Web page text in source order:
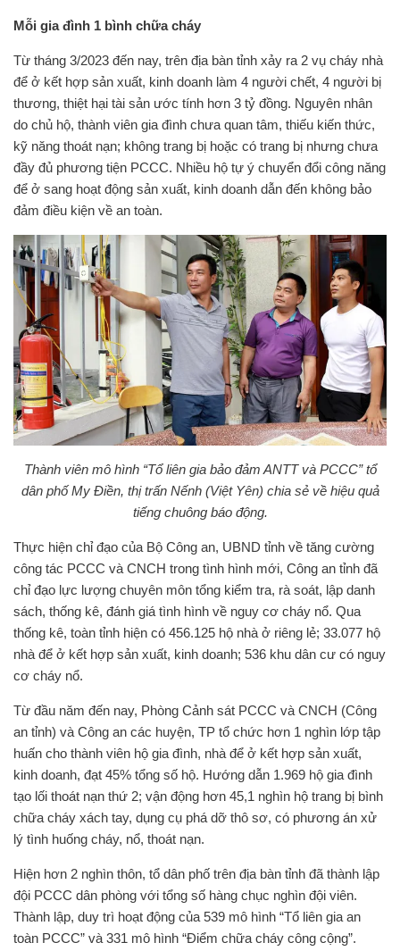
Mỗi gia đình 1 bình chữa cháy
Từ tháng 3/2023 đến nay, trên địa bàn tỉnh xảy ra 2 vụ cháy nhà
để ở kết hợp sản xuất, kinh doanh làm 4 người chết, 4 người bị
thương, thiệt hại tài sản ước tính hơn 3 tỷ đồng. Nguyên nhân
do chủ hộ, thành viên gia đình chưa quan tâm, thiếu kiến thức,
kỹ năng thoát nạn; không trang bị hoặc có trang bị nhưng chưa
đầy đủ phương tiện PCCC. Nhiều hộ tự ý chuyển đổi công năng
để ở sang hoạt động sản xuất, kinh doanh dẫn đến không bảo
đảm điều kiện về an toàn.
Thành viên mô hình “Tổ liên gia bảo đảm ANTT và PCCC” tổ
dân phố My Điền, thị trấn Nếnh (Việt Yên) chia sẻ về hiệu quả
tiếng chuông báo động.
Thực hiện chỉ đạo của Bộ Công an, UBND tỉnh về tăng cường
công tác PCCC và CNCH trong tình hình mới, Công an tỉnh đã
chỉ đạo lực lượng chuyên môn tổng kiểm tra, rà soát, lập danh
sách, thống kê, đánh giá tình hình về nguy cơ cháy nổ. Qua
thống kê, toàn tỉnh hiện có 456.125 hộ nhà ở riêng lẻ; 33.077 hộ
nhà để ở kết hợp sản xuất, kinh doanh; 536 khu dân cư có nguy
cơ cháy nổ.
Từ đầu năm đến nay, Phòng Cảnh sát PCCC và CNCH (Công
an tỉnh) và Công an các huyện, TP tổ chức hơn 1 nghìn lớp tập
huấn cho thành viên hộ gia đình, nhà để ở kết hợp sản xuất,
kinh doanh, đạt 45% tổng số hộ. Hướng dẫn 1.969 hộ gia đình
tạo lối thoát nạn thứ 2; vận động hơn 45,1 nghìn hộ trang bị bình
chữa cháy xách tay, dụng cụ phá dỡ thô sơ, có phương án xử
lý tình huống cháy, nổ, thoát nạn.
Hiện hơn 2 nghìn thôn, tổ dân phố trên địa bàn tỉnh đã thành lập
đội PCCC dân phòng với tổng số hàng chục nghìn đội viên.
Thành lập, duy trì hoạt động của 539 mô hình “Tổ liên gia an
toàn PCCC” và 331 mô hình “Điểm chữa cháy công cộng”.